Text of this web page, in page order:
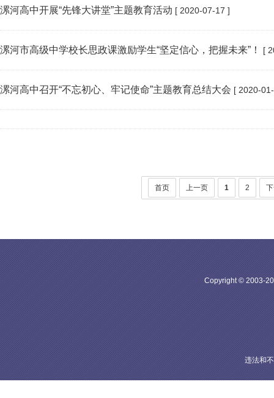
漯河高中开展“先锋大讲堂”主题教育活动 [ 2020-07-17 ]
漯河市高级中学校长思政课激励学生“坚定信心，把握未来”！ [
漯河高中召开“不忘初心、牢记使命”主题教育总结大会 [ 2020-
首页 上一页 1 2
Copyright © 2003-
违法和